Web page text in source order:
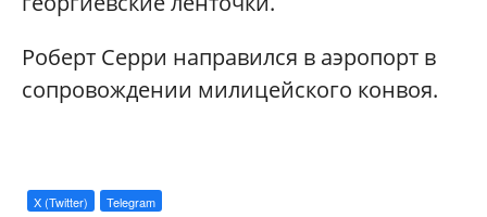
Роберт Серри направился в аэропорт в
сопровождении милицейского конвоя.
X (Twitter) Telegram